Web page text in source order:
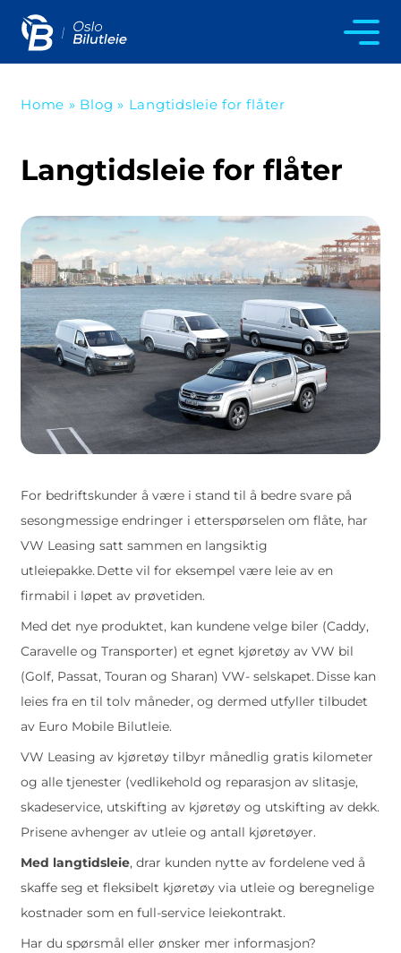
Home » Blog » Langtidsleie for flåter
Langtidsleie for flåter
For bedriftskunder å være i stand til å bedre svare på
sesongmessige endringer i etterspørselen om flåte, har
VW Leasing satt sammen en langsiktig
utleiepakke. Dette vil for eksempel være leie av en
firmabil i løpet av prøvetiden.
Med det nye produktet, kan kundene velge biler (Caddy,
Caravelle og Transporter) et egnet kjøretøy av VW bil
(Golf, Passat, Touran og Sharan) VW- selskapet. Disse kan
leies fra en til tolv måneder, og dermed utfyller tilbudet
av Euro Mobile Bilutleie.
VW Leasing av kjøretøy tilbyr månedlig gratis kilometer
og alle tjenester (vedlikehold og reparasjon av slitasje,
skadeservice, utskifting av kjøretøy og utskifting av dekk.
Prisene avhenger av utleie og antall kjøretøyer.
Med langtidsleie, drar kunden nytte av fordelene ved å
skaffe seg et fleksibelt kjøretøy via utleie og beregnelige
kostnader som en full-service leiekontrakt.
Har du spørsmål eller ønsker mer informasjon?